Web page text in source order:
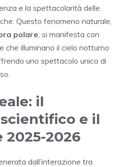
e la spettacolarità delle
Questo fenomeno naturale,
polare , si manifesta con
che illuminano il cielo notturno
uno spettacolo unico di
il
e il
2025-2026
dall’interazione tra